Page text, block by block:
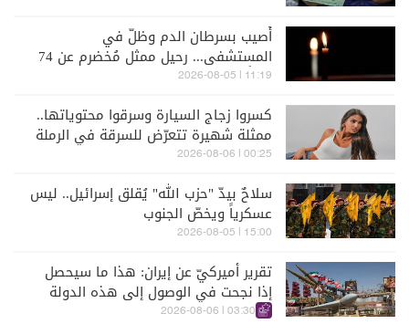
أُصيب بسرطان الدم وظلّ في
المستشفى... رحيل ممثل مُخضرم عن 74
عاماً
11:19 | 2026-08-05
كسروا زجاج السيارة وسرقوا محتوياتها..
ممثلة شهيرة تتعرّض للسرقة في الرملة
البيضاء (فيديو)
00:25 | 2026-08-06
سلاحٌ بيدّ "حزب الله" يُقلق إسرائيل.. ليس
عسكرياً ويخصّ الجنوب
15:00 | 2026-08-05
تقرير أميركيّ عن إيران: هذا ما سيحصل
إذا نجحت في الوصول إلى هذه الدولة
الآسيويّة
03:30 | 2026-08-06